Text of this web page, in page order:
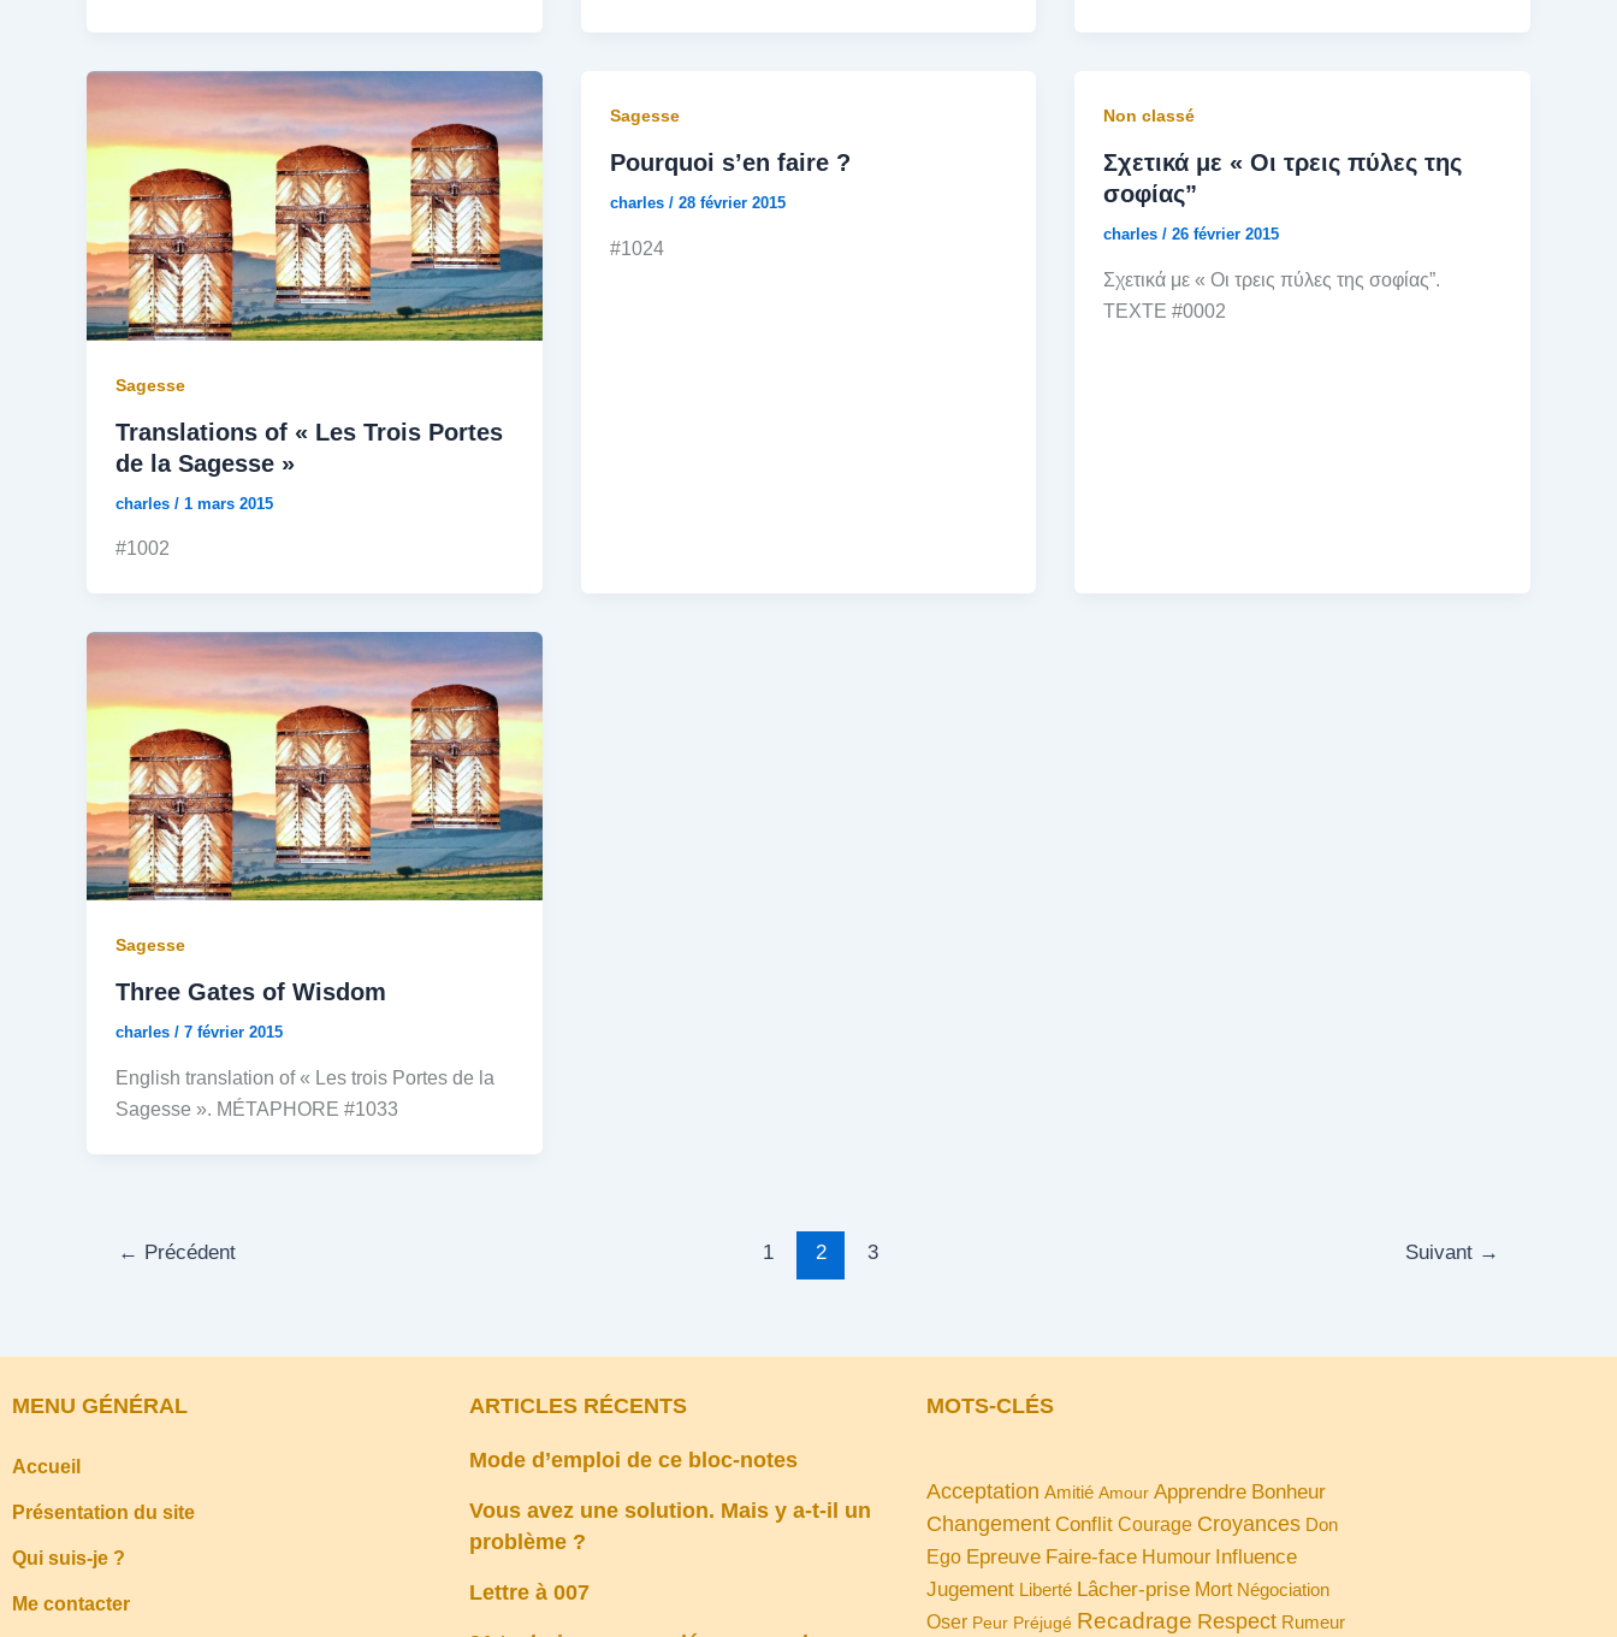
Sagesse
Translations of « Les Trois Portes
de la Sagesse »
charles / 1 mars 2015
#1002
Sagesse
Pourquoi s’en faire ?
charles / 28 février 2015
#1024
Non classé
Σχετικά με « Οι τρεις πύλες της
σοφίας”
charles/26 février 2015
Σχετικά με « Οι τρεις πύλες της σοφίας”.
TEXTE #0002
Sagesse
Three Gates of Wisdom
charles / 7 février 2015
English translation of « Les trois Portes de la
Sagesse ». MÉTAPHORE #1033
← Précédent 1 2 3 Suivant →
MENU GÉNÉRAL
Accueil
Présentation du site
Qui suis-je ?
Me contacter
ARTICLES RÉCENTS
Mode d’emploi de ce bloc-notes
Vous avez une solution. Mais y a-t-il un
problème ?
Lettre à 007
MOTS-CLÉS
Acceptation Amitié Amour Apprendre Bonheur
Changement Conflit Courage Croyances Don
Ego Epreuve Faire-face Humour Influence
Jugement Liberté Lâcher-prise Mort Négociation
Oser Peur Préjugé Recadrage Respect Rumeur